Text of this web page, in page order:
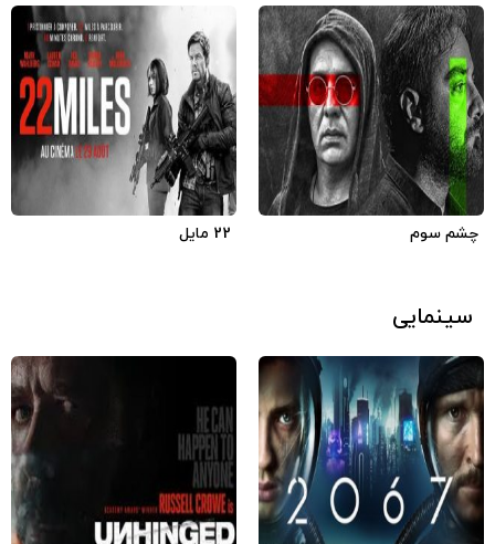
3.56
2020 ایران
چشم سوم
3.67
6.1
2018 آمریکا
22 مایل
سینمایی
3.88
6.1